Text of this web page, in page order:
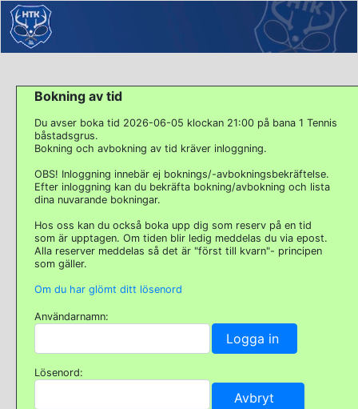
Bokning av tid
Du avser boka tid 2026-06-05 klockan 21:00 på bana 1 Tennis
båstadsgrus.
Bokning och avbokning av tid kräver inloggning.
OBS! Inloggning innebär ej boknings/-avbokningsbekräftelse.
Efter inloggning kan du bekräfta bokning/avbokning och lista
dina nuvarande bokningar.
Hos oss kan du också boka upp dig som reserv på en tid
som är upptagen. Om tiden blir ledig meddelas du via epost.
Alla reserver meddelas så det är "först till kvarn"- principen
som gäller.
Om du har glömt ditt lösenord
Användarnamn:
Lösenord: